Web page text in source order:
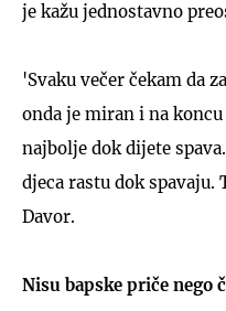
je kažu jednostavno
'Svaku večer čekam da
onda je miran i na
najbolje dok dijete
djeca rastu dok
Davor.
Nisu bapske priče nego